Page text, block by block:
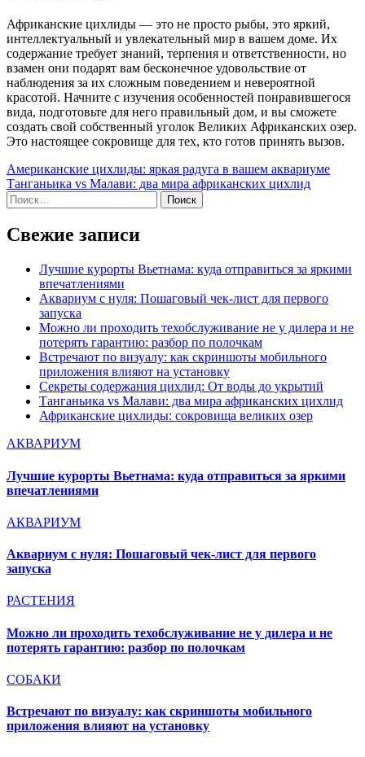
Африканские цихлиды — это не просто рыбы, это яркий,
интеллектуальный и увлекательный мир в вашем доме. Их
содержание требует знаний, терпения и ответственности, но
взамен они подарят вам бесконечное удовольствие от
наблюдения за их сложным поведением и невероятной
красотой. Начните с изучения особенностей понравившегося
вида, подготовьте для него правильный дом, и вы сможете
создать свой собственный уголок Великих Африканских озер.
Это настоящее сокровище для тех, кто готов принять вызов.
Навигация
по
записям
Американские цихлиды: яркая радуга в вашем аквариуме
Танганьика vs Малави: два мира африканских цихлид
Найти:
Свежие записи
Лучшие курорты Вьетнама: куда отправиться за яркими
впечатлениями
Аквариум с нуля: Пошаговый чек-лист для первого
запуска
Можно ли проходить техобслуживание не у дилера и не
потерять гарантию: разбор по полочкам
Встречают по визуалу: как скриншоты мобильного
приложения влияют на установку
Секреты содержания цихлид: От воды до укрытий
Танганьика vs Малави: два мира африканских цихлид
Африканские цихлиды: сокровища великих озер
АКВАРИУМ
Лучшие курорты Вьетнама: куда отправиться за яркими
впечатлениями
АКВАРИУМ
Аквариум с нуля: Пошаговый чек-лист для первого
запуска
РАСТЕНИЯ
Можно ли проходить техобслуживание не у дилера и не
потерять гарантию: разбор по полочкам
СОБАКИ
Встречают по визуалу: как скриншоты мобильного
приложения влияют на установку